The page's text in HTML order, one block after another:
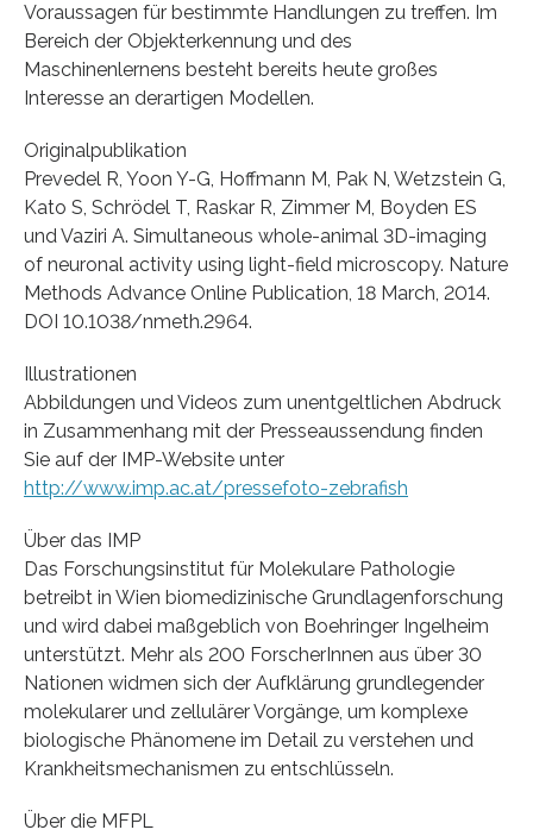
Voraussagen für bestimmte Handlungen zu treffen. Im
Bereich der Objekterkennung und des
Maschinenlernens besteht bereits heute großes
Interesse an derartigen Modellen.
Originalpublikation
Prevedel R, Yoon Y-G, Hoffmann M, Pak N, Wetzstein G,
Kato S, Schrödel T, Raskar R, Zimmer M, Boyden ES
und Vaziri A. Simultaneous whole-animal 3D-imaging
of neuronal activity using light-field microscopy. Nature
Methods Advance Online Publication, 18 March, 2014.
DOI 10.1038/nmeth.2964.
Illustrationen
Abbildungen und Videos zum unentgeltlichen Abdruck
in Zusammenhang mit der Presseaussendung finden
Sie auf der IMP-Website unter
http://www.imp.ac.at/pressefoto-zebrafish
Über das IMP
Das Forschungsinstitut für Molekulare Pathologie
betreibt in Wien biomedizinische Grundlagenforschung
und wird dabei maßgeblich von Boehringer Ingelheim
unterstützt. Mehr als 200 ForscherInnen aus über 30
Nationen widmen sich der Aufklärung grundlegender
molekularer und zellulärer Vorgänge, um komplexe
biologische Phänomene im Detail zu verstehen und
Krankheitsmechanismen zu entschlüsseln.
Über die MFPL